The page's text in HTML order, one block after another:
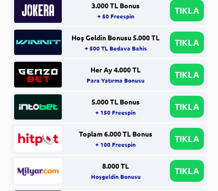
3.000 TL Bonus
+ 50 Freespin
TIKLA
Hoş Geldin Bonusu 5.000 TL
+ 500 TL Bedava Bahis
TIKLA
Her Ay 4.000 TL
Para Yatırma Bonusu
TIKLA
5.000 TL Bonus
+ 150 Freespin
TIKLA
Toplam 6.000 TL Bonus
+ 100 Freespin
TIKLA
8.000 TL
Hoşgeldin Bonusu
TIKLA